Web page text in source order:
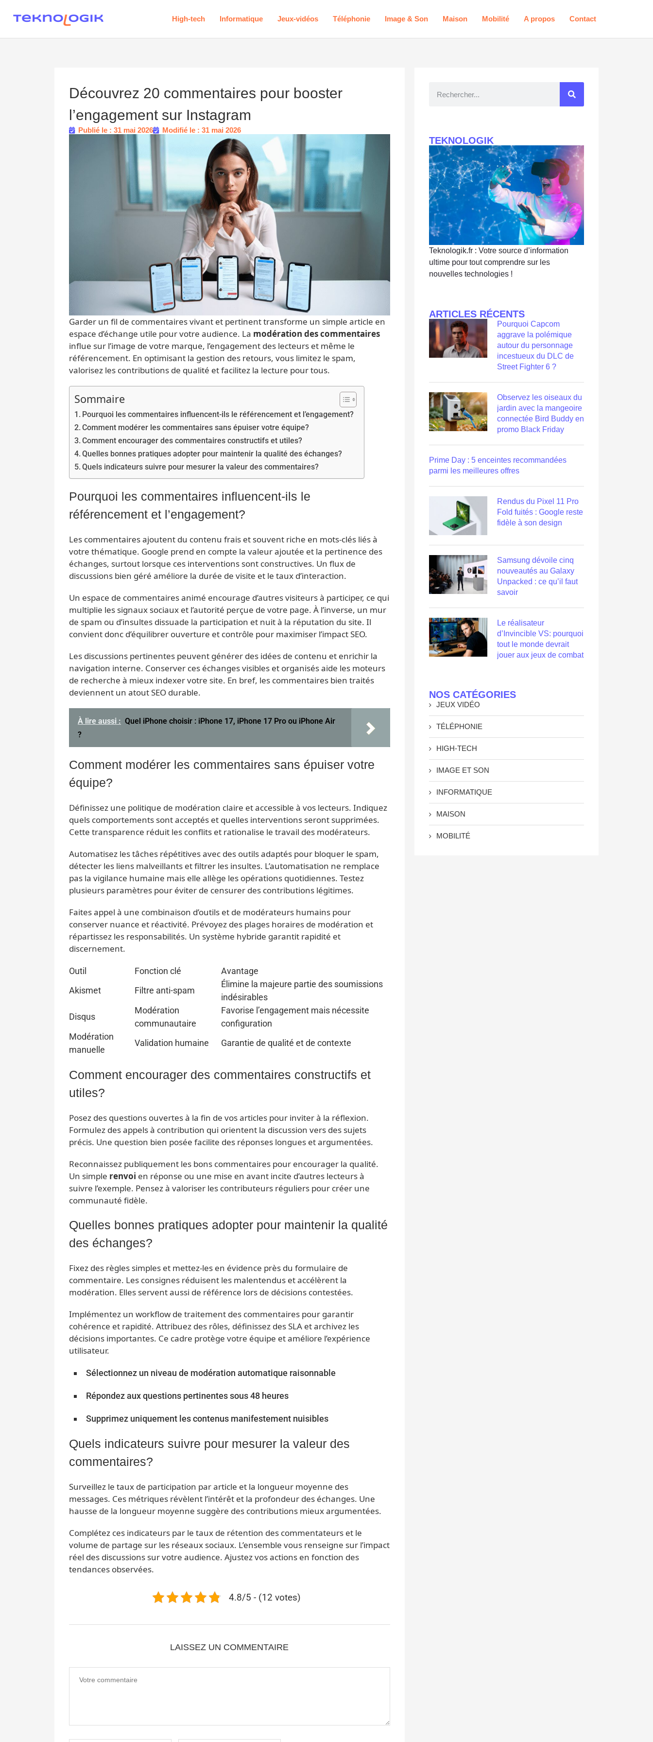
High-tech Informatique Jeux-vidéos Téléphonie Image & Son Maison Mobilité A propos Contact
Découvrez 20 commentaires pour booster
l’engagement sur Instagram
Publié le : 31 mai 2026 Modifié le : 31 mai 2026
Garder un fil de commentaires vivant et pertinent transforme un simple article en
espace d’échange utile pour votre audience. La modération des commentaires
influe sur l’image de votre marque, l’engagement des lecteurs et même le
référencement. En optimisant la gestion des retours, vous limitez le spam,
valorisez les contributions de qualité et facilitez la lecture pour tous.
Sommaire
Pourquoi les commentaires influencent-ils le référencement et l’engagement?
Comment modérer les commentaires sans épuiser votre équipe?
Comment encourager des commentaires constructifs et utiles?
Quelles bonnes pratiques adopter pour maintenir la qualité des échanges?
Quels indicateurs suivre pour mesurer la valeur des commentaires?
Pourquoi les commentaires influencent-ils le
référencement et l’engagement?
Les commentaires ajoutent du contenu frais et souvent riche en mots-clés liés à
votre thématique. Google prend en compte la valeur ajoutée et la pertinence des
échanges, surtout lorsque ces interventions sont constructives. Un flux de
discussions bien géré améliore la durée de visite et le taux d’interaction.
Un espace de commentaires animé encourage d’autres visiteurs à participer, ce qui
multiplie les signaux sociaux et l’autorité perçue de votre page. À l’inverse, un mur
de spam ou d’insultes dissuade la participation et nuit à la réputation du site. Il
convient donc d’équilibrer ouverture et contrôle pour maximiser l’impact SEO.
Les discussions pertinentes peuvent générer des idées de contenu et enrichir la
navigation interne. Conserver ces échanges visibles et organisés aide les moteurs
de recherche à mieux indexer votre site. En bref, les commentaires bien traités
deviennent un atout SEO durable.
À lire aussi : Quel iPhone choisir : iPhone 17, iPhone 17 Pro ou iPhone Air
?
Comment modérer les commentaires sans épuiser votre
équipe?
Définissez une politique de modération claire et accessible à vos lecteurs. Indiquez
quels comportements sont acceptés et quelles interventions seront supprimées.
Cette transparence réduit les conflits et rationalise le travail des modérateurs.
Automatisez les tâches répétitives avec des outils adaptés pour bloquer le spam,
détecter les liens malveillants et filtrer les insultes. L’automatisation ne remplace
pas la vigilance humaine mais elle allège les opérations quotidiennes. Testez
plusieurs paramètres pour éviter de censurer des contributions légitimes.
Faites appel à une combinaison d’outils et de modérateurs humains pour
conserver nuance et réactivité. Prévoyez des plages horaires de modération et
répartissez les responsabilités. Un système hybride garantit rapidité et
discernement.
Outil Fonction clé
Avantage
Akismet
Filtre anti-spam
Élimine la majeure partie des soumissions
indésirables
Disqus
Modération
communautaire
Favorise l’engagement mais nécessite
configuration
Modération
manuelle
Validation humaine Garantie de qualité et de contexte
Comment encourager des commentaires constructifs et
utiles?
Posez des questions ouvertes à la fin de vos articles pour inviter à la réflexion.
Formulez des appels à contribution qui orientent la discussion vers des sujets
précis. Une question bien posée facilite des réponses longues et argumentées.
Reconnaissez publiquement les bons commentaires pour encourager la qualité.
Un simple renvoi en réponse ou une mise en avant incite d’autres lecteurs à
suivre l’exemple. Pensez à valoriser les contributeurs réguliers pour créer une
communauté fidèle.
Quelles bonnes pratiques adopter pour maintenir la qualité
des échanges?
Fixez des règles simples et mettez-les en évidence près du formulaire de
commentaire. Les consignes réduisent les malentendus et accélèrent la
modération. Elles servent aussi de référence lors de décisions contestées.
Implémentez un workflow de traitement des commentaires pour garantir
cohérence et rapidité. Attribuez des rôles, définissez des SLA et archivez les
décisions importantes. Ce cadre protège votre équipe et améliore l’expérience
utilisateur.
Sélectionnez un niveau de modération automatique raisonnable
Répondez aux questions pertinentes sous 48 heures
Supprimez uniquement les contenus manifestement nuisibles
Quels indicateurs suivre pour mesurer la valeur des
commentaires?
Surveillez le taux de participation par article et la longueur moyenne des
messages. Ces métriques révèlent l’intérêt et la profondeur des échanges. Une
hausse de la longueur moyenne suggère des contributions mieux argumentées.
Complétez ces indicateurs par le taux de rétention des commentateurs et le
volume de partage sur les réseaux sociaux. L’ensemble vous renseigne sur l’impact
réel des discussions sur votre audience. Ajustez vos actions en fonction des
tendances observées.
4.8/5 - (12 votes)
LAISSEZ UN COMMENTAIRE
TEKNOLOGIK
Teknologik.fr : Votre source d’information
ultime pour tout comprendre sur les
nouvelles technologies !
ARTICLES RÉCENTS
Pourquoi Capcom
aggrave la polémique
autour du personnage
incestueux du DLC de
Street Fighter 6 ?
Observez les oiseaux du
jardin avec la mangeoire
connectée Bird Buddy en
promo Black Friday
Prime Day : 5 enceintes recommandées
parmi les meilleures offres
Rendus du Pixel 11 Pro
Fold fuités : Google reste
fidèle à son design
Samsung dévoile cinq
nouveautés au Galaxy
Unpacked : ce qu’il faut
savoir
Le réalisateur
d’Invincible VS: pourquoi
tout le monde devrait
jouer aux jeux de combat
NOS CATÉGORIES
JEUX VIDÉO
TÉLÉPHONIE
HIGH-TECH
IMAGE ET SON
INFORMATIQUE
MAISON
MOBILITÉ